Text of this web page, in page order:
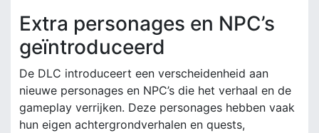
Extra personages en NPC’s
geïntroduceerd
De DLC introduceert een verscheidenheid aan
nieuwe personages en NPC’s die het verhaal en de
gameplay verrijken. Deze personages hebben vaak
hun eigen achtergrondverhalen en quests,